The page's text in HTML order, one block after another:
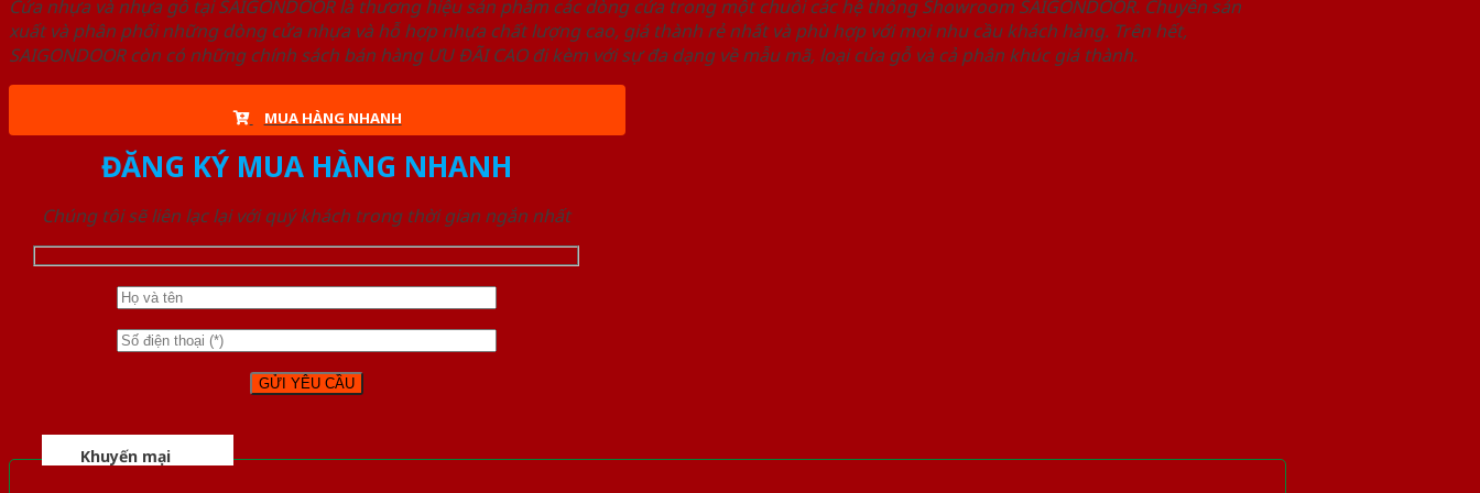
Cửa nhựa và nhựa gỗ tại SAIGONDOOR là thương hiệu sản phẩm các dòng cửa trong một chuỗi các hệ thống Showroom SAIGONDOOR. Chuyên sản
xuất và phân phối những dòng cửa nhựa và hỗ hợp nhựa chất lượng cao, giá thành rẻ nhất và phù hợp với mọi nhu cầu khách hàng. Trên hết,
SAIGONDOOR còn có những chính sách bán hàng ƯU ĐÃI CAO đi kèm với sự đa dạng về mẫu mã, loại cửa gỗ và cả phân khúc giá thành.
MUA HÀNG NHANH
ĐĂNG KÝ MUA HÀNG NHANH
Chúng tôi sẽ liên lạc lại với quý khách trong thời gian ngắn nhất
Khuyến mại